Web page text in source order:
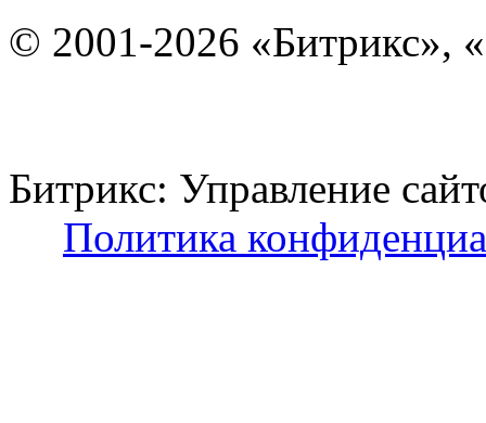
© 2001-2026 «Битрикс»,
Битрикс: Управление
Политика